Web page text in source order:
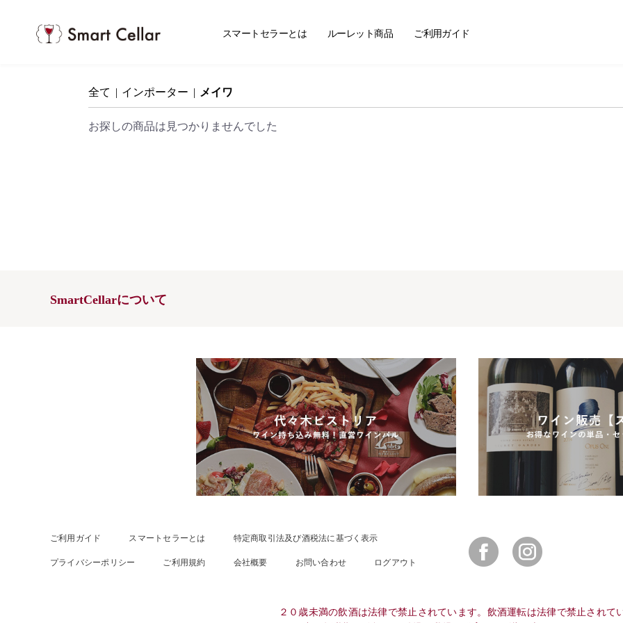
スマートセラー
スマートセラーとは ルーレット商品 ご利用ガイド
全て | インポーター | メイワ
お探しの商品は見つかりませんでした
SmartCellarについて
ご利用ガイド スマートセラーとは 特定商取引法及び酒税法に基づく表示
プライバシーポリシー ご利用規約 会社概要 お問い合わせ ログアウト
Facebook
２０歳未満の飲酒は法律で禁止されています。飲酒運転は法律で禁止されて